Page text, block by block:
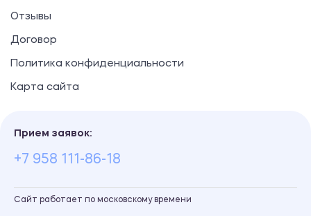
Отзывы
Договор
Политика конфиденциальности
Карта сайта
Прием заявок:
+7 958 111-86-18
Сайт работает по московскому времени